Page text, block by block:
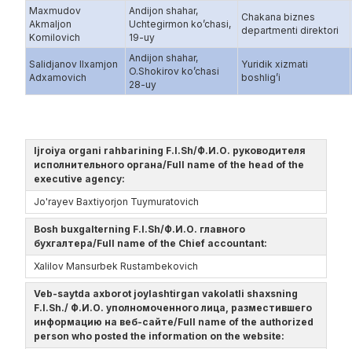
Maxmudov
Akmaljon
Komilovich
Andijon shahar,
Uchtegirmon ko’chasi,
19-uy
Chakana biznes
departmenti direktori
Salidjanov Ilxamjon
Adxamovich
Andijon shahar,
O.Shokirov ko’chasi
28-uy
Yuridik xizmati
boshlig’i
Ijroiya organi rahbarining F.I.Sh/Ф.И.О. руководителя
исполнительного органа/Full name of the head of the
executive agency:
Jo'rayev Baxtiyorjon Tuymuratovich
Bosh buxgalterning F.I.Sh/Ф.И.О. главного
бухгалтера/Full name of the Chief accountant:
Xalilov Mansurbek Rustambekovich
Veb-saytda axborot joylashtirgan vakolatli shaxsning
F.I.Sh./ Ф.И.О. уполномоченного лица, разместившего
информацию на веб-сайте/Full name of the authorized
person who posted the information on the website: